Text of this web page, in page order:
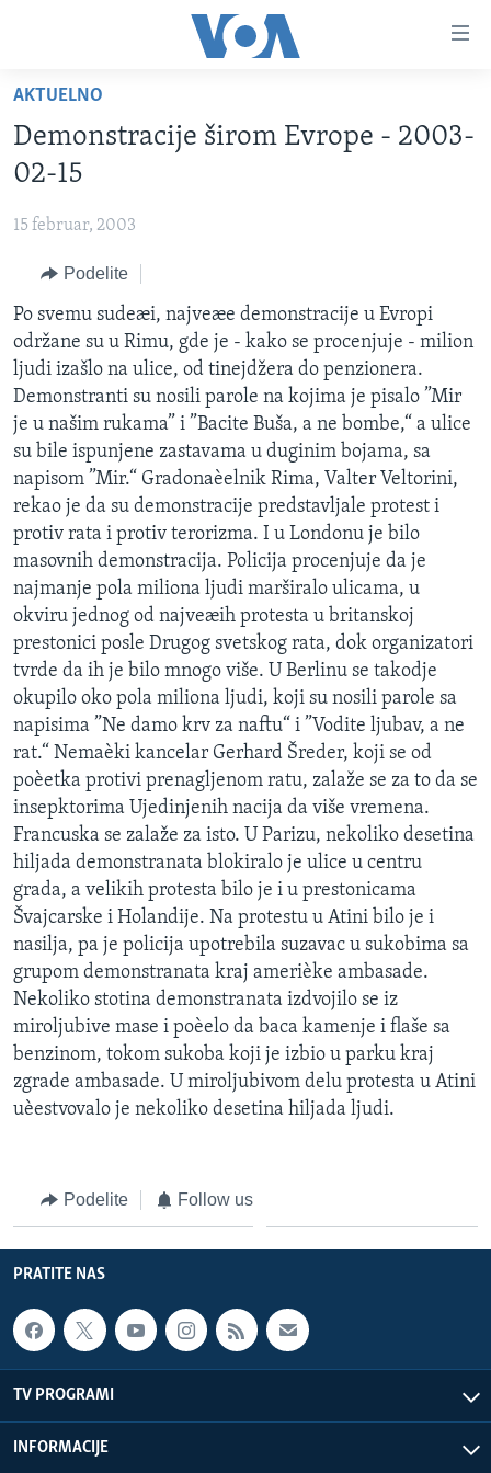
glavni
sadržaj
Idi
na
glavnu
pretragu
BALKAN
GLOBALNE TEME
EKONOMIJA
NAUKA I TEHNOLOGIJA
MEDICINA
KULTURA
DRUŠTVO
SPORT
INTERVJU
OTVORENI STUDIO
IZ AMERIKE
PRATITE NAS
Jezici
AKTUELNO
Demonstracije širom Evrope - 2003-
02-15
15 februar, 2003
Podelite
Po svemu sudeæi, najveæe demonstracije u Evropi
održane su u Rimu, gde je - kako se procenjuje - milion
ljudi izašlo na ulice, od tinejdžera do penzionera.
Demonstranti su nosili parole na kojima je pisalo ”Mir
je u našim rukama” i ”Bacite Buša, a ne bombe,“ a ulice
su bile ispunjene zastavama u duginim bojama, sa
napisom ”Mir.“ Gradonaèelnik Rima, Valter Veltorini,
rekao je da su demonstracije predstavljale protest i
protiv rata i protiv terorizma. I u Londonu je bilo
masovnih demonstracija. Policija procenjuje da je
najmanje pola miliona ljudi marširalo ulicama, u
okviru jednog od najveæih protesta u britanskoj
prestonici posle Drugog svetskog rata, dok organizatori
tvrde da ih je bilo mnogo više. U Berlinu se takodje
okupilo oko pola miliona ljudi, koji su nosili parole sa
napisima ”Ne damo krv za naftu“ i ”Vodite ljubav, a ne
rat.“ Nemaèki kancelar Gerhard Šreder, koji se od
poèetka protivi prenagljenom ratu, zalaže se za to da se
insepktorima Ujedinjenih nacija da više vremena.
Francuska se zalaže za isto. U Parizu, nekoliko desetina
hiljada demonstranata blokiralo je ulice u centru
grada, a velikih protesta bilo je i u prestonicama
Švajcarske i Holandije. Na protestu u Atini bilo je i
nasilja, pa je policija upotrebila suzavac u sukobima sa
grupom demonstranata kraj amerièke ambasade.
Nekoliko stotina demonstranata izdvojilo se iz
miroljubive mase i poèelo da baca kamenje i flaše sa
benzinom, tokom sukoba koji je izbio u parku kraj
zgrade ambasade. U miroljubivom delu protesta u Atini
uèestvovalo je nekoliko desetina hiljada ljudi.
Podelite Follow us
PRATITE NAS
TV PROGRAMI
INFORMACIJE